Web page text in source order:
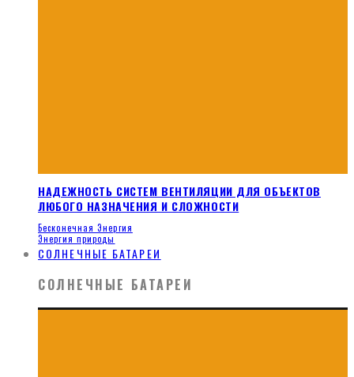
НАДЕЖНОСТЬ СИСТЕМ ВЕНТИЛЯЦИИ ДЛЯ ОБЪЕКТОВ
ЛЮБОГО НАЗНАЧЕНИЯ И СЛОЖНОСТИ
Бесконечная Энергия
Энергия природы
СОЛНЕЧНЫЕ БАТАРЕИ
СОЛНЕЧНЫЕ БАТАРЕИ